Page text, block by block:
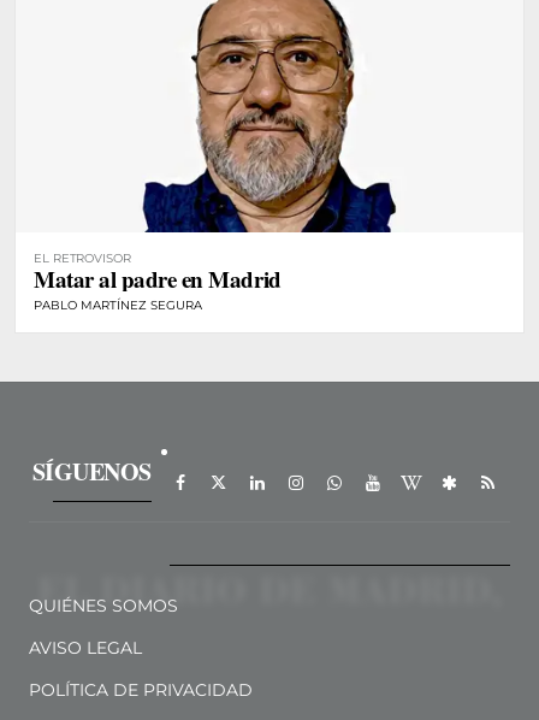
EL RETROVISOR
Matar al padre en Madrid
PABLO MARTÍNEZ SEGURA
SÍGUENOS
QUIÉNES SOMOS
AVISO LEGAL
POLÍTICA DE PRIVACIDAD